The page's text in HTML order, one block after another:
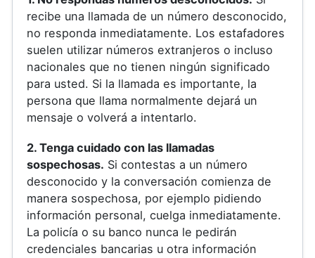
recibe una llamada de un número desconocido,
no responda inmediatamente. Los estafadores
suelen utilizar números extranjeros o incluso
nacionales que no tienen ningún significado
para usted. Si la llamada es importante, la
persona que llama normalmente dejará un
mensaje o volverá a intentarlo.
2. Tenga cuidado con las llamadas
sospechosas. Si contestas a un número
desconocido y la conversación comienza de
manera sospechosa, por ejemplo pidiendo
información personal, cuelga inmediatamente.
La policía o su banco nunca le pedirán
credenciales bancarias u otra información